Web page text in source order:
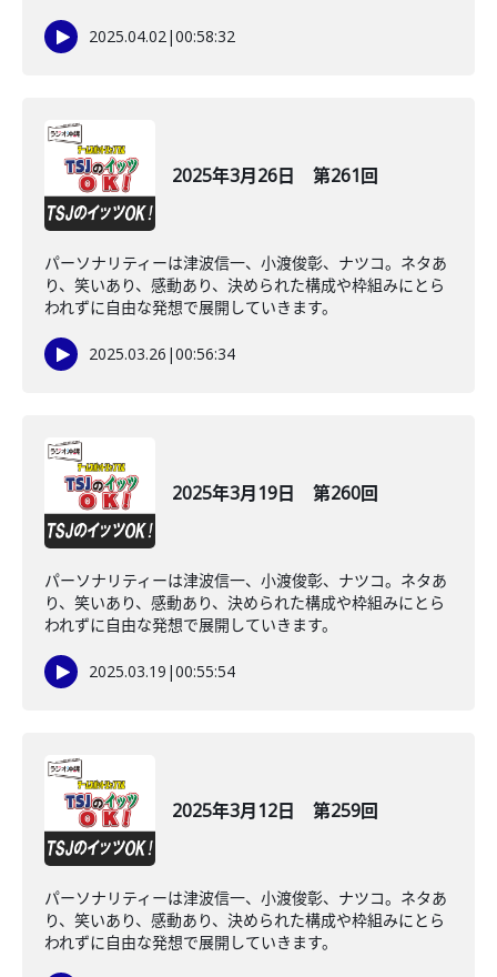
2025.04.02|00:58:32
2025年3月26日 第261回
パーソナリティーは津波信一、小渡俊彰、ナツコ。ネタあ
り、笑いあり、感動あり、決められた構成や枠組みにとら
われずに自由な発想で展開していきます。
2025.03.26 |00:56:34
2025年3月19日 第260回
パーソナリティーは津波信一、小渡俊彰、ナツコ。ネタあ
り、笑いあり、感動あり、決められた構成や枠組みにとら
われずに自由な発想で展開していきます。
2025.03.19 |00:55:54
2025年3月12日 第259回
パーソナリティーは津波信一、小渡俊彰、ナツコ。ネタあ
り、笑いあり、感動あり、決められた構成や枠組みにとら
われずに自由な発想で展開していきます。